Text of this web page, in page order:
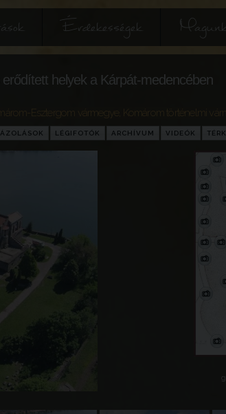
Érdekességek
helyek a Kárpát-medencében
Esztergom vármegye Komárom történelmi
LÉGIFOTÓK ARCHÍVUM VIDEÓK